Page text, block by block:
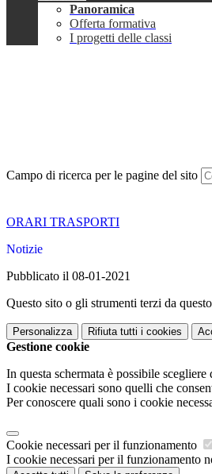
Panoramica
Offerta formativa
I progetti delle classi
Campo di ricerca per le pagine del sito
ORARI TRASPORTI
Notizie
Pubblicato il 08-01-2021
Questo sito o gli strumenti terzi da
Personalizza Rifiuta tutti i cookies
Gestione cookie
In questa schermata è possibile
I cookie necessari sono quelli che
Per conoscere quali sono i cookie
Cookie necessari per il funzionamento
I cookie necessari per il funzionamento